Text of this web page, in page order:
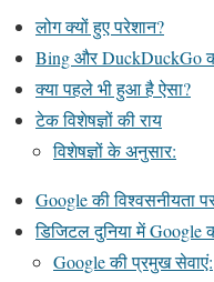
लोग क्यों हुए परेशान?
Bing और DuckDuckGo
क्या पहले भी हुआ है ऐसा?
टेक विशेषज्ञों की राय
विशेषज्ञों के अनुसार:
Google की विश्वसनीयता
डिजिटल दुनिया में Google
Google की प्रमुख सेवाएं: